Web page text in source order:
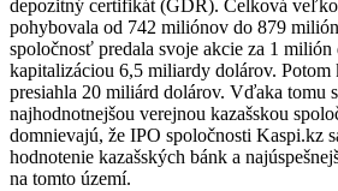
depozitný certifikát (GDR). Celková
pohybovala od 742 miliónov do 879
spoločnosť predala svoje akcie za 1
kapitalizáciou 6,5 miliardy dolárov. Potom
presiahla 20 miliárd dolárov. Vďaka tomu
najhodnotnejšou verejnou kazašskou
domnievajú, že IPO spoločnosti Kaspi.kz
hodnotenie kazašských bánk a
na tomto území.